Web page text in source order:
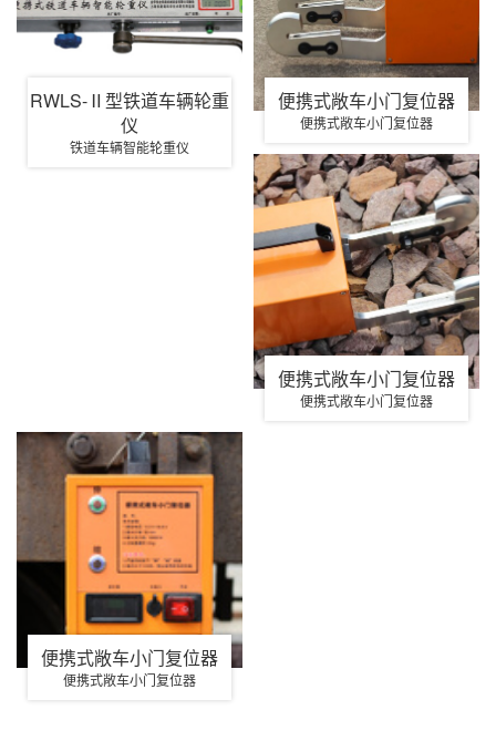
RWLS-Ⅱ型铁道车辆轮重
仪
铁道车辆智能轮重仪
便携式敞车小门复位器
便携式敞车小门复位器
便携式敞车小门复位器
便携式敞车小门复位器
便携式敞车小门复位器
便携式敞车小门复位器